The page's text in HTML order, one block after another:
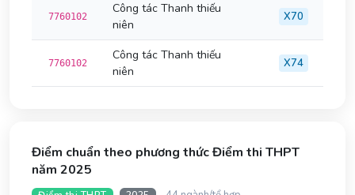
7760102
Công tác Thanh thiếu
niên
X70
7760102
Công tác Thanh thiếu
niên
X74
Điểm chuẩn theo phương thức Điểm thi THPT
năm 2025